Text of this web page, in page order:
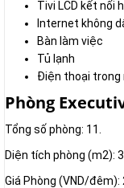
Tivi LCD kết nối
Internet không
Bàn làm việc
Tủ lạnh
Điện thoại trong
Phòng
Tổng số phòng: 11.
Diện tích phòng (m2):
Giá Phòng (VND/đêm):